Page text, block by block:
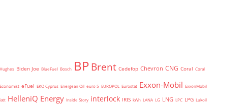
Biden Joe BlueFuel Bosch BPBrent Cedefop Chevron CNG Coral Coral
Economist eFuel EKO Cyprus Energean Oil euro 5 EUROPOL Eurostat Exxon-Mobil ExxonMobil
HelleniQ Energy Inside Story interlock IRIS kWh LANA LG LNG LPC LPG Lukoil